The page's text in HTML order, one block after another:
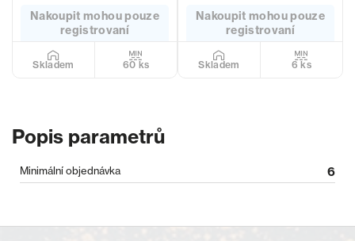
Nakoupit mohou pouze
registrovaní
Skladem 60 ks
Nakoupit mohou pouze
registrovaní
Skladem 6 ks
Popis parametrů
Minimální objednávka 6